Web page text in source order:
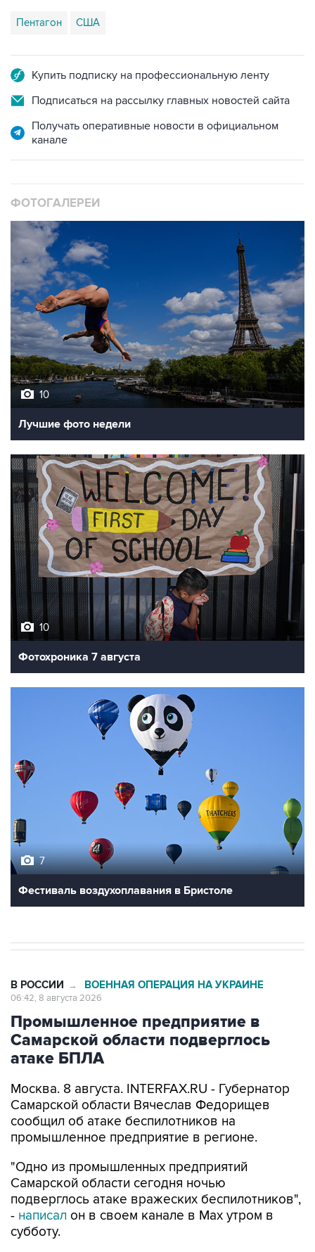
Подписаться на рассылку главных новостей сайта
Получать оперативные новости в официальном
10
Лучшие фото недели
10
Фотохроника 7 августа
Фестиваль воздухоплавания в Бристоле
Промышленное предприятие в
Самарской области подверглось
атаке БПЛА
Москва. 8 августа. INTERFAX.RU - Губернатор
сообщил об атаке беспилотников на
промышленное предприятие в регионе.
"Одно из промышленных предприятий
подверглось атаке вражеских беспилотников",
-написалон в своем канале в Max утром в
субботу.
По информации Федорищева, идет ликвидация